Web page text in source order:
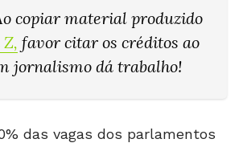
copiar material produzido
Z, favor citar os créditos ao
jornalismo dá trabalho!
das vagas dos parlamentos